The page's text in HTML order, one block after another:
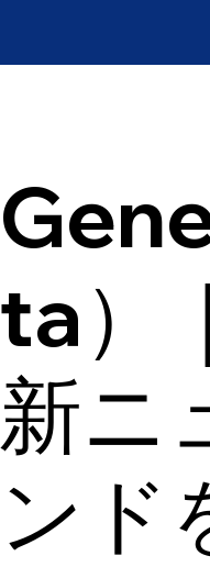
ta）
新ニ
ンド